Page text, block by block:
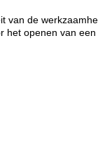
van de
openen van